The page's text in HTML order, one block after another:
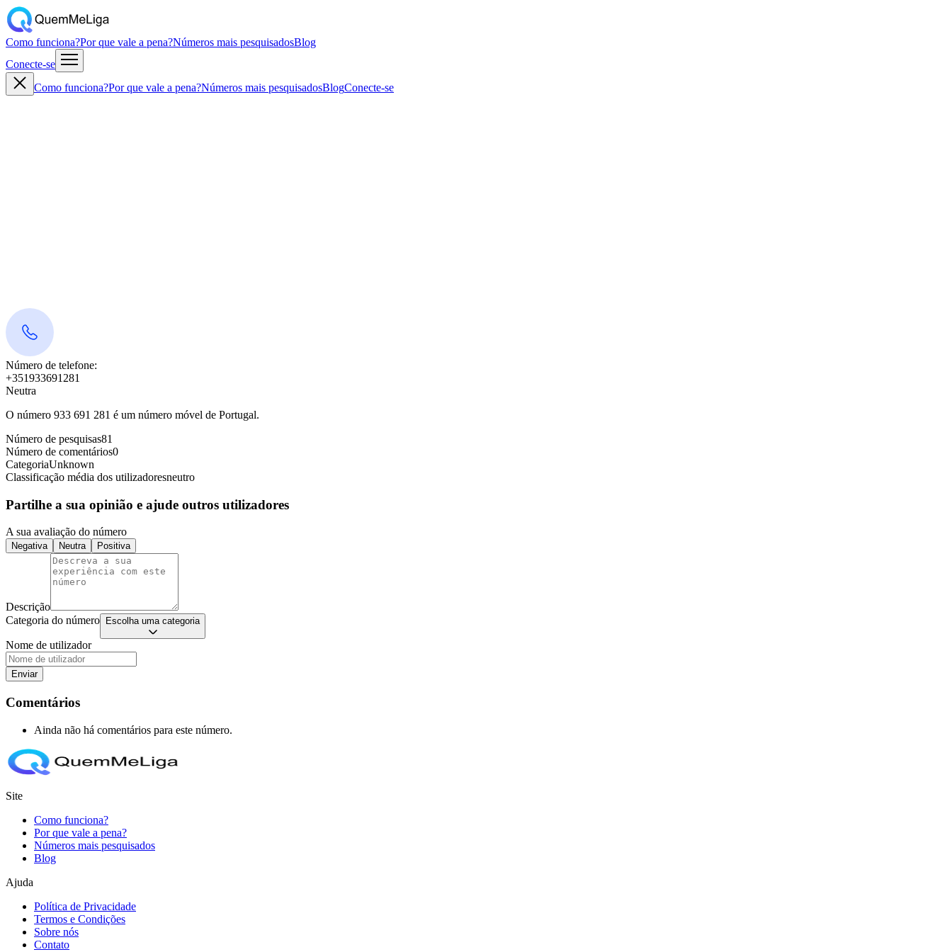
Como funciona?Por que vale a pena?Números mais pesquisadosBlog
Conecte-se
Como funciona?Por que vale a pena?Números mais pesquisadosBlogConecte-se
Número de telefone:
+351933691281
Neutra
O número 933 691 281 é um número móvel de Portugal.
Número de pesquisas81
Número de comentários0
CategoriaUnknown
Classificação média dos utilizadoresneutro
Partilhe a sua opinião e ajude outros utilizadores
A sua avaliação do número
Negativa Neutra Positiva
Descrição
Categoria do número
Escolha uma categoria
Nome de utilizador
Enviar
Comentários
Ainda não há comentários para este número.
Site
Como funciona?
Por que vale a pena?
Números mais pesquisados
Blog
Ajuda
Política de Privacidade
Termos e Condições
Sobre nós
Contato